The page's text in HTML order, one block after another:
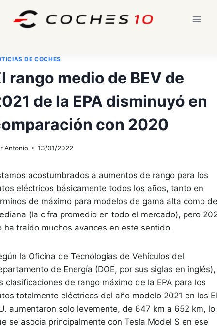
DE COCHES
rango medio de BEV de
de la EPA disminuyó en
con 2020
Antonio 13/01/2022
acostumbrados a aumentos de rango para los
eléctricos básicamente todos los años, tanto en
de máximo para modelos de gama alta como de
(la cifra promedio en todo el mercado), pero
ha traído muchos avances en este sentido.
la Oficina de Tecnologías de Vehículos del
de Energía (DOE, por sus siglas en inglés),
clasificaciones de rango máximo de la EPA para los
totalmente eléctricos del año modelo 2021 en los
aumentaron solo levemente, de 647 km a 652 km, lo
se asocia principalmente con Tesla Model S en ese